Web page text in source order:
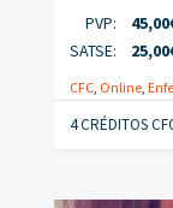
PVP: 45,00
SATSE:
25,00
CFC, Online,
4 CRÉDITOS